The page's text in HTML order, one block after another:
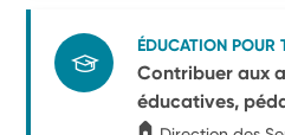
ÉDUCATION POUR
Contribuer aux
éducatives,